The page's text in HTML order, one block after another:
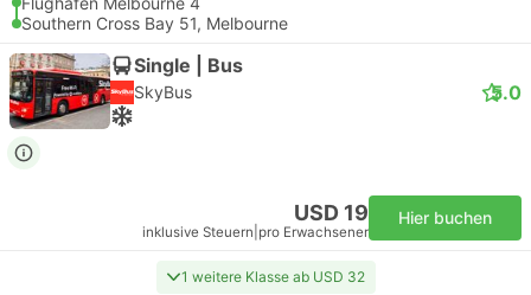
Southern Cross Bay 51, Melbourne
Single | Bus
SkyBus 5.0
USD 19
inklusive Steuern pro Erwachsener
Hier buchen
1 weitere Klasse ab USD 32